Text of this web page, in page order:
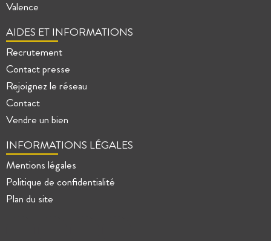
Valence
AIDES ET INFORMATIONS
Recrutement
Contact presse
Rejoignez le réseau
Contact
Vendre un bien
INFORMATIONS LÉGALES
Mentions légales
Politique de confidentialité
Plan du site